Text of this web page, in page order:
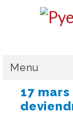
Menu
LE CPSF
17